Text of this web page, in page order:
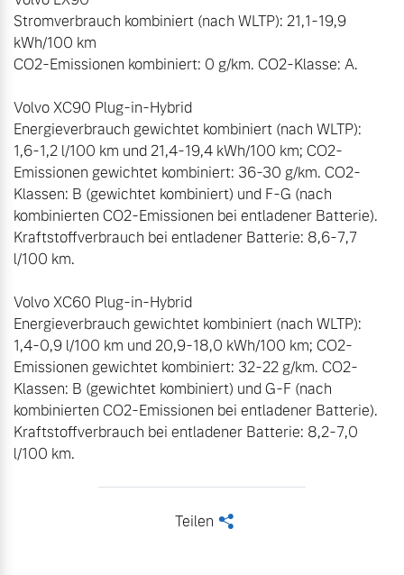
Stromverbrauch kombiniert (nach WLTP): 21,1-19,9
kWh/100 km
CO2-Emissionen kombiniert: 0 g/km. CO2-Klasse: A.
Volvo XC90 Plug-in-Hybrid
Energieverbrauch gewichtet kombiniert (nach WLTP):
1,6-1,2 l/100 km und 21,4-19,4 kWh/100 km; CO2-
Emissionen gewichtet kombiniert: 36-30 g/km. CO2-
Klassen: B (gewichtet kombiniert) und F-G (nach
kombinierten CO2-Emissionen bei entladener Batterie).
Kraftstoffverbrauch bei entladener Batterie: 8,6-7,7
l/100 km.
Volvo XC60 Plug-in-Hybrid
Energieverbrauch gewichtet kombiniert (nach WLTP):
1,4-0,9 l/100 km und 20,9-18,0 kWh/100 km; CO2-
Emissionen gewichtet kombiniert: 32-22 g/km. CO2-
Klassen: B (gewichtet kombiniert) und G-F (nach
kombinierten CO2-Emissionen bei entladener Batterie).
Kraftstoffverbrauch bei entladener Batterie: 8,2-7,0
l/100 km.
Teilen <